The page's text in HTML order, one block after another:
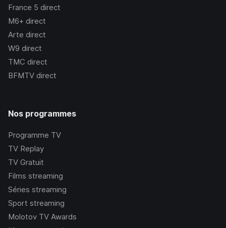
France 5 direct
M6+ direct
Arte direct
W9 direct
TMC direct
BFMTV direct
Nos programmes
Programme TV
TV Replay
TV Gratuit
Films streaming
Séries streaming
Sport streaming
Molotov TV Awards